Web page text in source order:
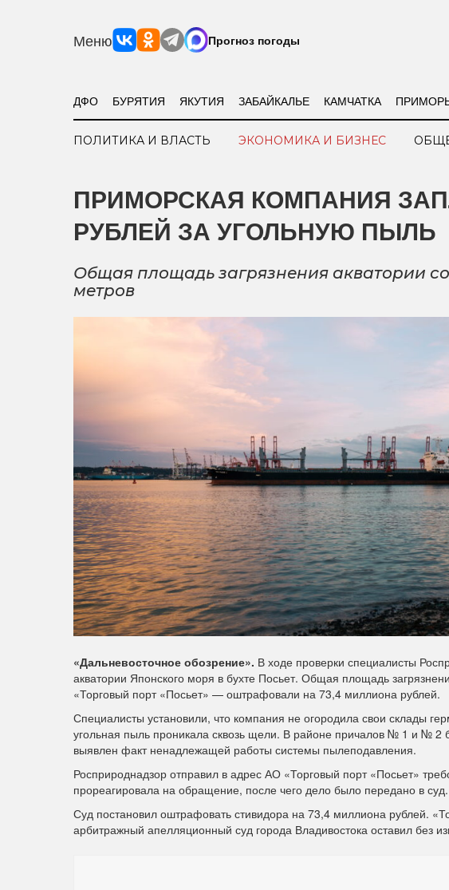
Меню Прогноз погоды
ДФО БУРЯТИЯ ЯКУТИЯ ЗАБАЙКАЛЬЕ КАМЧАТКА
ПОЛИТИКА И ВЛАСТЬ ЭКОНОМИКА И БИЗНЕС
ПРИМОРСКАЯ КОМПАНИЯ
РУБЛЕЙ ЗА УГОЛЬНУЮ ПЫЛЬ
Общая площадь загрязнения акватории
метров
«Дальневосточное обозрение». В ходе проверки специалисты
акватории Японского моря в бухте Посьет. Общая площадь
«Торговый порт «Посьет» — оштрафовали на 73,4 миллиона рублей.
Специалисты установили, что компания не огородила свои склады
угольная пыль проникала сквозь щели. В районе причалов № 1 и №
выявлен факт ненадлежащей работы системы пылеподавления.
Росприроднадзор отправил в адрес АО «Торговый порт «Посьет»
прореагировала на обращение, после чего дело было передано в суд.
Суд постановил оштрафовать стивидора на 73,4 миллиона рублей.
арбитражный апелляционный суд города Владивостока оставил без